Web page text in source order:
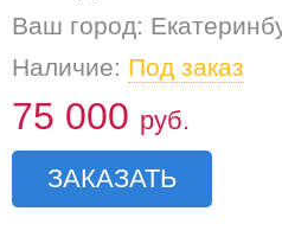
Ваш город:
Наличие: Под заказ
75 000 руб.
ЗАКАЗАТЬ